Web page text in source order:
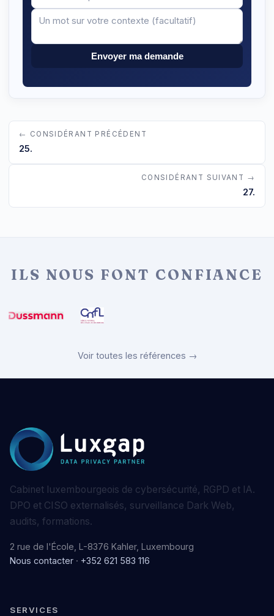
email
Envoyer ma demande
← CONSIDÉRANT PRÉCÉDENT
25.
CONSIDÉRANT SUIVANT →
27.
ILS NOUS FONT CONFIANCE
Voir toutes les références →
Cabinet luxembourgeois de cybersécurité, RGPD et IA.
DPO et CISO externalisés, surveillance Dark Web,
audits, formations.
2 rue de l'École, L-8376 Kahler, Luxembourg
Nous contacter · +352 621 583 116
SERVICES